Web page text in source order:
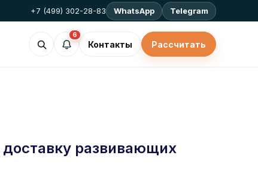
+7 (499) 302-28-83 WhatsApp Telegram
6
Контакты Рассчитать
доставку развивающих